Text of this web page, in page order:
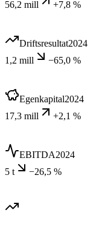
56,2 mill +7,8 %
Driftsresultat2024
1,2 mill
−65,0 %
Egenkapital2024
17,3 mill
+2,1 %
EBITDA2024
5 t
−26,5 %